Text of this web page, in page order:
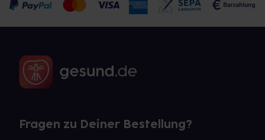
Fragen zu Deiner Bestellung?